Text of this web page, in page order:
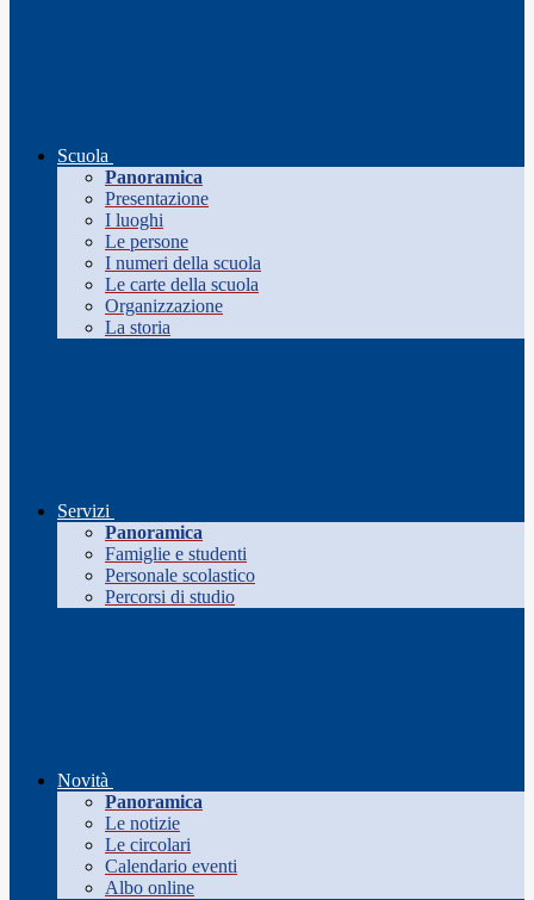
Scuola
Panoramica
Presentazione
I luoghi
Le persone
I numeri della scuola
Le carte della scuola
Organizzazione
La storia
Servizi
Panoramica
Famiglie e studenti
Personale scolastico
Percorsi di studio
Novità
Panoramica
Le notizie
Le circolari
Calendario eventi
Albo online